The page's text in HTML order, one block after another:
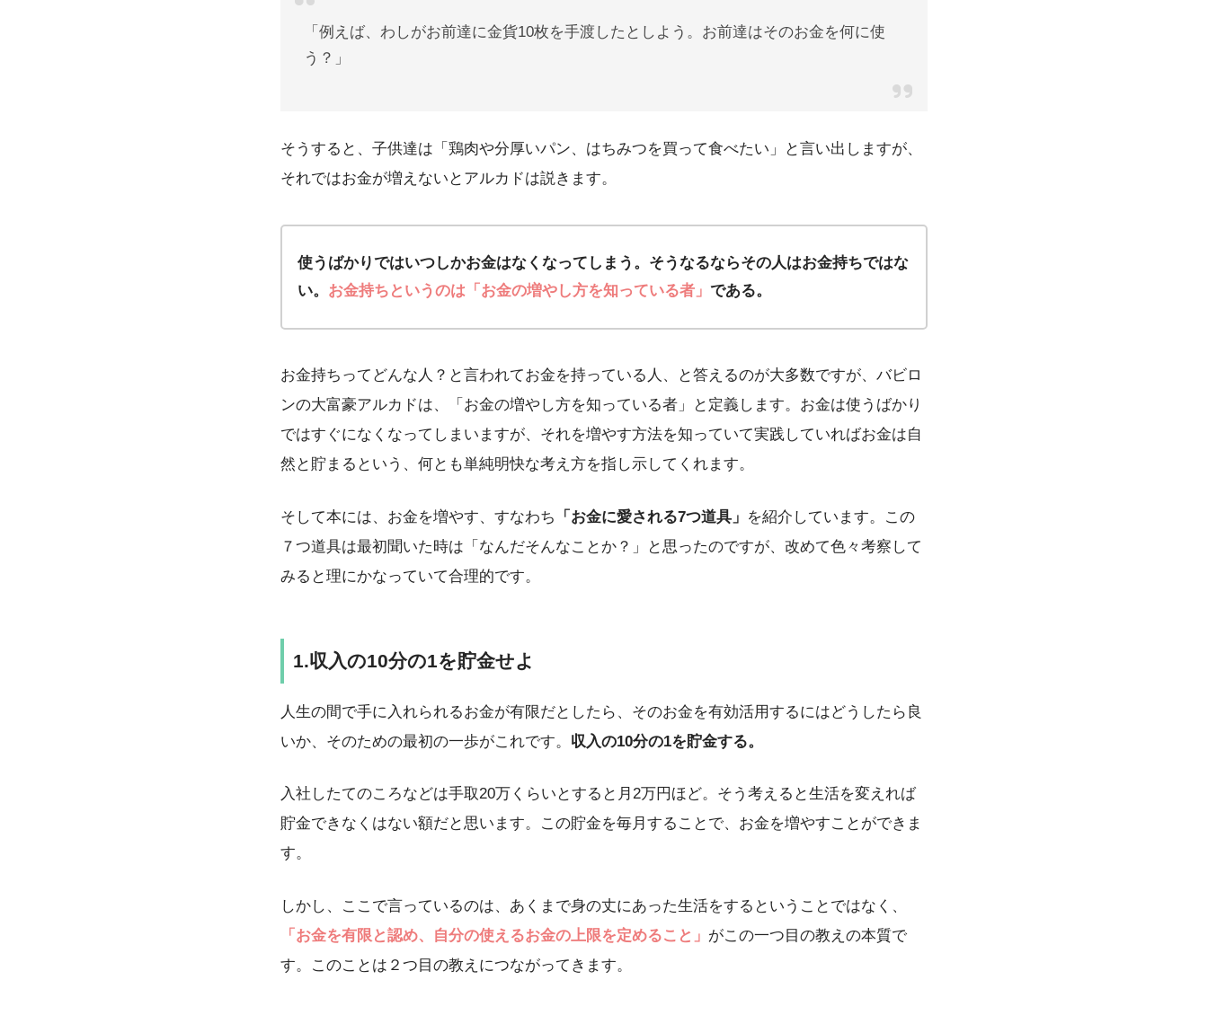
「例えば、わしがお前達に金貨10枚を手渡したとしよう。お前達はそのお金を何に使
う？」
そうすると、子供達は「鶏肉や分厚いパン、はちみつを買って食べたい」と言い出しますが、
それではお金が増えないとアルカドは説きます。
使うばかりではいつしかお金はなくなってしまう。そうなるならその人はお金持ちではな
い。 お金持ちというのは「お金の増やし方を知っている者」である。
お金持ちってどんな人？と言われてお金を持っている人、と答えるのが大多数ですが、バビロ
ンの大富豪アルカドは、「お金の増やし方を知っている者」と定義します。お金は使うばかり
ではすぐになくなってしまいますが、それを増やす方法を知っていて実践していればお金は自
然と貯まるという、何とも単純明快な考え方を指し示してくれます。
そして本には、お金を増やす、すなわち 「お金に愛される7つ道具」 を紹介しています。この
７つ道具は最初聞いた時は「なんだそんなことか？」と思ったのですが、改めて色々考察して
みると理にかなっていて合理的です。
1.収入の10分の1を貯金せよ
人生の間で手に入れられるお金が有限だとしたら、そのお金を有効活用するにはどうしたら良
いか、そのための最初の一歩がこれです。 収入の10分の1を貯金する。
入社したてのころなどは手取20万くらいとすると月2万円ほど。そう考えると生活を変えれば
貯金できなくはない額だと思います。この貯金を毎月することで、お金を増やすことができま
す。
しかし、ここで言っているのは、あくまで身の丈にあった生活をするということではなく、
「お金を有限と認め、自分の使えるお金の上限を定めること」 がこの一つ目の教えの本質で
す。このことは２つ目の教えにつながってきます。